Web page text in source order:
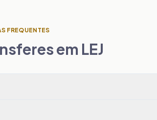
FREQUENTES
em LEJ